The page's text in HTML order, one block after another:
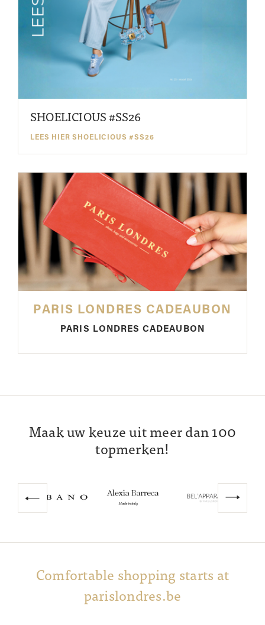
SHOELICIOUS #SS26
LEES HIER SHOELICIOUS #SS26
PARIS LONDRES CADEAUBON
PARIS LONDRES CADEAUBON
Maak uw keuze uit meer dan 100
topmerken!
Comfortable shopping starts at
parislondres.be